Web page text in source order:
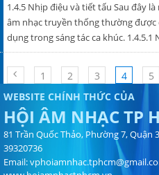
1.4.5 Nhịp điệu và tiết tấu Sau đây
âm nhạc truyền thống thường được
dụng trong sáng tác ca khúc.
1 2 3 4 5
WEBSITE CHÍNH THỨC CỦA
HỘI ÂM NHẠC TP
81 Trần Quốc Thảo, Phường 7, Quận
39320736
Email: